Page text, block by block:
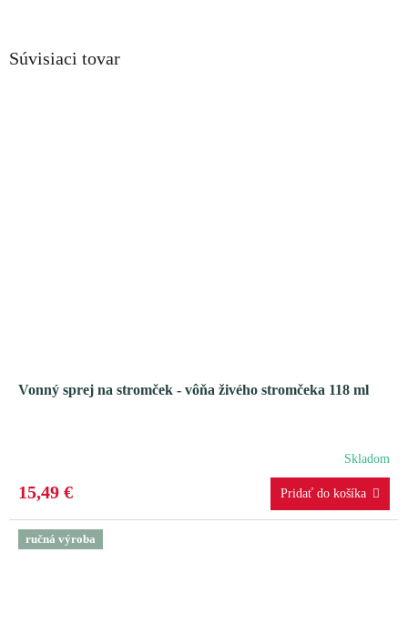
Súvisiaci tovar
Vonný sprej na stromček - vôňa živého stromčeka 118 ml
Skladom
15,49 €
ručná výroba